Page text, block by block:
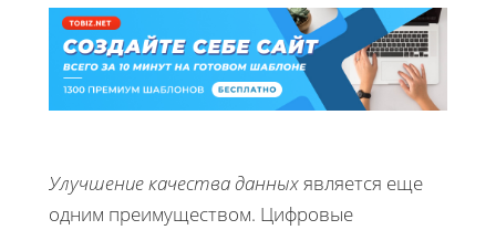
Улучшение качества данныхявляется еще
одним преимуществом. Цифровые